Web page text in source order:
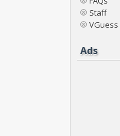
Staff
VGuess
Ads